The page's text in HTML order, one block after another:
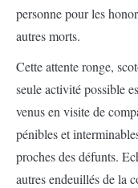
personne pour les
autres morts.
Cette attente ronge,
seule activité possible
venus en visite de
pénibles et
proches des défunts.
autres endeuillés de la